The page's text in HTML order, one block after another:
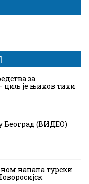
за
циљ је њихов тихи
Београд (ВИДЕО)
напала турски